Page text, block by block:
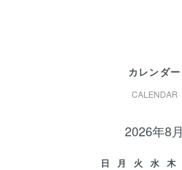
カレンダー
CALENDAR
2026年8月
日 月 火 水 木